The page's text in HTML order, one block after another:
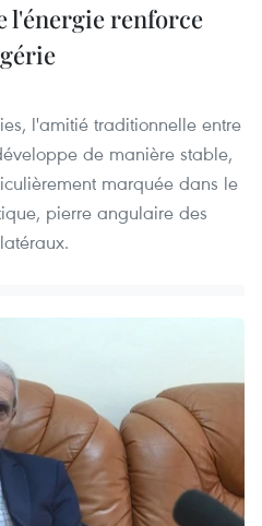
l'énergie renforce
l'amitié traditionnelle entre
de manière stable,
marquée dans le
pierre angulaire des